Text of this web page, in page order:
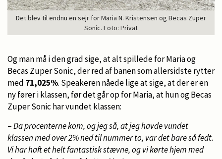
Det blev til endnu en sejr for Maria N. Kristensen og Becas Zuper
Sonic. Foto: Privat
Og man må i den grad sige, at alt spillede for Maria og
Becas Zuper Sonic, der red af banen som allersidste rytter
med 71,025%. Speakeren nåede lige at sige, at der er en
ny fører i klassen, før det går op for Maria, at hun og Becas
Zuper Sonic har vundet klassen:
–Da procenterne kom, og jeg så, at jeg havde vundet
klassen med over 2% ned til nummer to, var det bare så fedt.
Vi har haft et helt fantastisk stævne, og vi kørte hjem med